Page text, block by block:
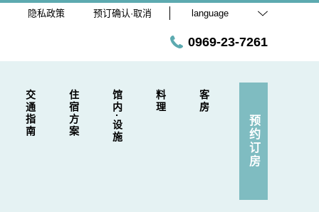
隐私政策 预订确认·取消 language
0969-23-7261
客房
料理
馆内·设施
住宿方案
交通指南
预约订房